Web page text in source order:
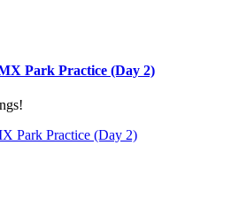
Park Practice (Day 2)
Park Practice (Day 2)